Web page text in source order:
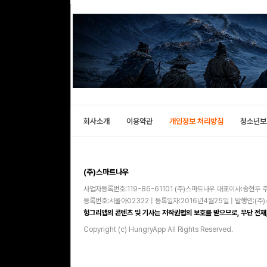
회사소개 이용약관 개인정보 처리방침 청소년
(주)스마트나우
사업자등록번호:119-86-61101 (주)스마트나우 대표이사:송
등록번호:서울아02322 | 등록일자:2016년4월25일 | 발행인:(주)
헝그리앱의 콘텐츠 및 기사는 저작권법의 보호를 받으므로, 무단 전
Copyright (c) HungryApp All Rights Reserved.